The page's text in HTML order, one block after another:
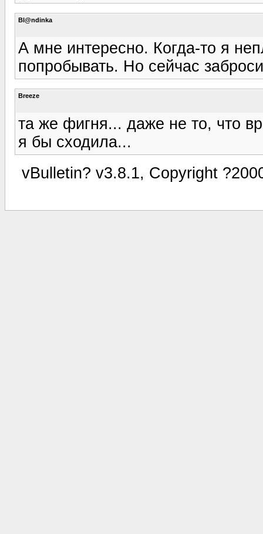
Bl@ndinka
А мне интересно. Когда-то я
попробывать. Но сейчас
Breeze
та же фигня... даже не то, что
я бы сходила...
vBulletin? v3.8.1, Copyright